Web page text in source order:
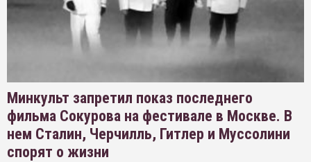
Минкульт запретил показ последнего
фильма Сокурова на фестивале в Москве. В
нем Сталин, Черчилль, Гитлер и Муссолини
спорят о жизни